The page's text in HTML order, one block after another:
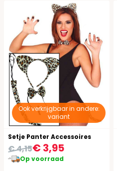
Ook verkrijgbaar in andere:
variant
Setje Panter Accessoires
€ 3,95
€ 4,15
Op voorraad